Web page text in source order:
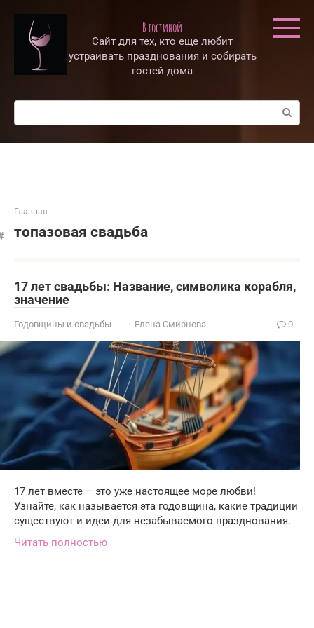
контенту
В гостиной
Сайт для тех, кто еще любит
устраивать празднования и собирать
гостей дома
Поиск:
Главная
топазовая свадьба
17 лет свадьбы: Название, символика корабля,
значение
Годовщины и свадьбы Елена Смирнова 0
17 лет вместе – это уже настоящее море любви!
Узнайте, как называется эта годовщина, какие традиции
существуют и идеи для незабываемого празднования.
Читать полностью